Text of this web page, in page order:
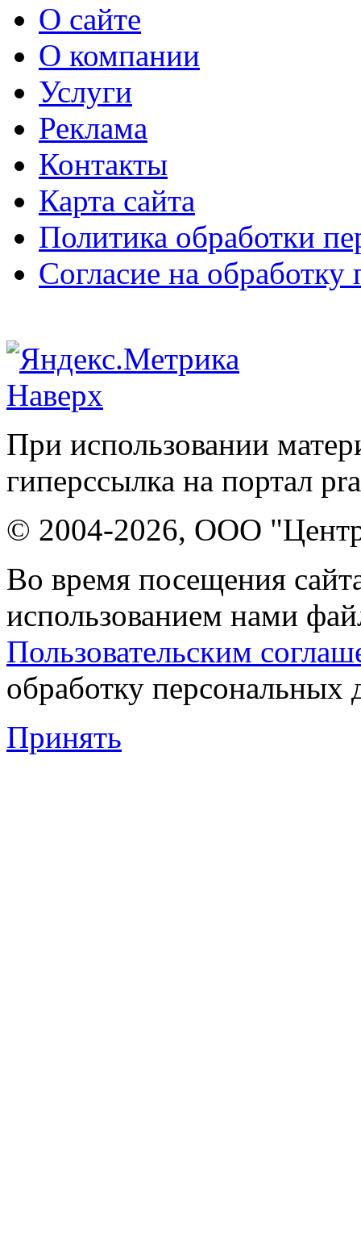
О сайте
О компании
Услуги
Реклама
Контакты
Карта сайта
Политика обработки
Согласие на
Наверх
При использовании
гиперссылка на портал
© 2004-2026, ООО "Центр
Во время посещения
использованием нами
Пользовательским
обработку персональных
Принять